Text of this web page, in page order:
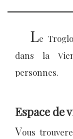
Le
dans la
personnes.
Espace de
Vous